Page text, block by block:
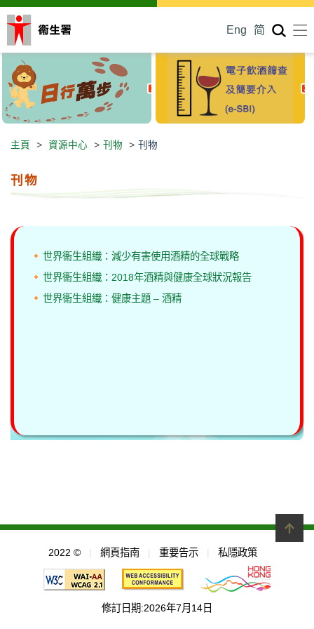
Eng 简
主頁 > 資源中心 > 刊物 > 刊物
刊物
世界衞生組織：減少有害使用酒精的全球戰略
世界衞生組織：2018年酒精與健康全球狀況報告
世界衞生組織：健康主題 – 酒精
2022 © | 網頁指南 | 重要告示 | 私隱政策
修訂日期:2026年7月14日